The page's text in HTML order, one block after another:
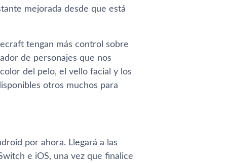
mejorada desde que está
tengan más control sobre
de personajes que nos
del pelo, el vello facial y los
otros muchos para
por ahora. Llegará a las
e iOS, una vez que finalice